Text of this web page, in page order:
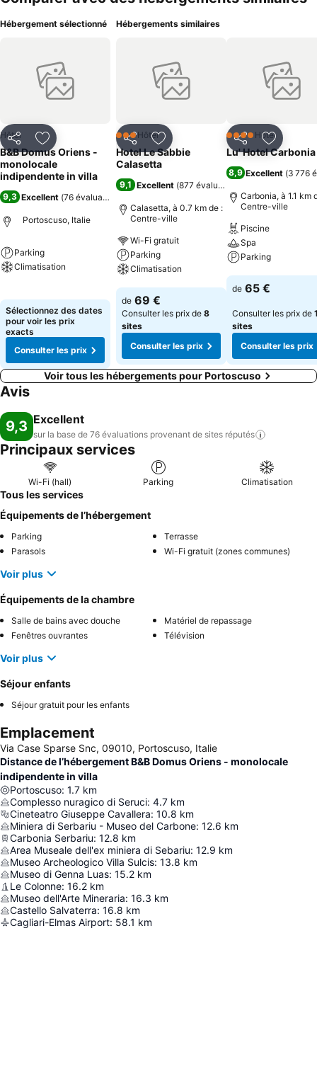
Hébergement sélectionné
PartagerAjouter à mes favoris
Hôtel
B&B Domus Oriens -
monolocale
indipendente in villa
9,3 Excellent (76 évaluations
Portoscuso, Italie
Parking
Climatisation
Sélectionnez des dates
pour voir les prix
exacts
Consulter les prix
Hébergements similaires
PartagerAjouter à mes favoris
3 ÉtoilesHôtel
Hotel Le Sabbie
Calasetta
9,1 Excellent (877 évaluations
Calasetta, à 0.7 km de :
Centre-ville
Wi-Fi gratuit
Parking
Climatisation
Consulter les prix
de 69 €
Consulter les prix de 8
sites
Consulter les prix
PartagerAjouter
4 ÉtoilesHôtel
Lu' Hotel Carbonia
8,9 Excellent (3 776
Carbonia, à 1.1 km
Centre-ville
Piscine
Spa
Parking
Consulter les
de 65 €
Consulter les prix de
sites
Consulter les prix
Voir tous les hébergements pour Portoscuso
Avis
9,3 Excellent
sur la base de 76 évaluations provenant de sites réputés
Principaux services
Wi-Fi (hall) Parking Climatisation
Tous les services
Équipements de l’hébergement
Parking
Terrasse
Parasols
Wi-Fi gratuit (zones communes)
Voir plus
Équipements de la chambre
Salle de bains avec douche
Matériel de repassage
Fenêtres ouvrantes
Télévision
Voir plus
Séjour enfants
Séjour gratuit pour les enfants
Emplacement
Via Case Sparse Snc, 09010, Portoscuso, Italie
Distance de l’hébergement B&B Domus Oriens - monolocale
indipendente in villa
Portoscuso: 1.7 km
Complesso nuragico di Seruci: 4.7 km
Cineteatro Giuseppe Cavallera: 10.8 km
Miniera di Serbariu - Museo del Carbone: 12.6 km
Carbonia Serbariu: 12.8 km
Area Museale dell'ex miniera di Sebariu: 12.9 km
Museo Archeologico Villa Sulcis: 13.8 km
Museo di Genna Luas: 15.2 km
Le Colonne: 16.2 km
Museo dell'Arte Mineraria: 16.3 km
Castello Salvaterra: 16.8 km
Cagliari-Elmas Airport: 58.1 km